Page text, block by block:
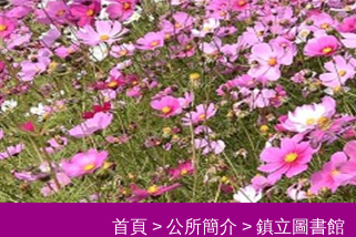
首頁 >公所簡介 >鎮立圖書館